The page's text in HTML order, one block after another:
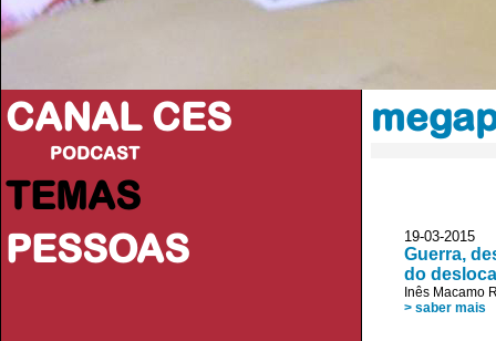
CANAL CES
PODCAST
TEMAS
PESSOAS
19-03-
Guerra,
do
Inês Macamo
> saber mais